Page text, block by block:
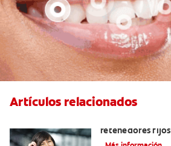
Artículos relacionados
retenedores fijos